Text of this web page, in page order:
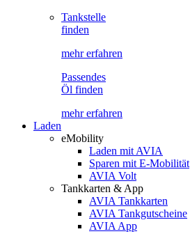
Tankstelle
finden
mehr erfahren
Passendes
Öl finden
mehr erfahren
Laden
eMobility
Laden mit AVIA
Sparen mit E-Mobilität
AVIA Volt
Tankkarten & App
AVIA Tankkarten
AVIA Tankgutscheine
AVIA App